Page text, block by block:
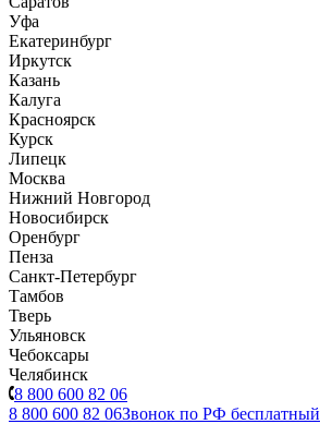
Уфа
Екатеринбург
Иркутск
Казань
Калуга
Красноярск
Курск
Липецк
Москва
Нижний Новгород
Новосибирск
Оренбург
Пенза
Санкт-Петербург
Тамбов
Тверь
Ульяновск
Чебоксары
Челябинск
8 800 600 82 06
8 800 600 82 06Звонок по РФ бесплатный